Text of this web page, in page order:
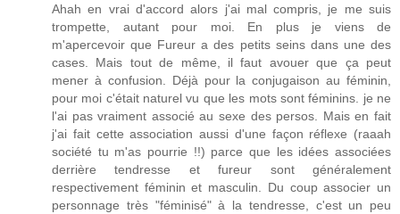
Ahah en vrai d'accord alors j'ai mal compris, je me suis
trompette, autant pour moi. En plus je viens de
m'apercevoir que Fureur a des petits seins dans une des
cases. Mais tout de même, il faut avouer que ça peut
mener à confusion. Déjà pour la conjugaison au féminin,
pour moi c'était naturel vu que les mots sont féminins. je ne
l'ai pas vraiment associé au sexe des persos. Mais en fait
j'ai fait cette association aussi d'une façon réflexe (raaah
société tu m'as pourrie !!) parce que les idées associées
derrière tendresse et fureur sont généralement
respectivement féminin et masculin. Du coup associer un
personnage très "féminisé" à la tendresse, c'est un peu